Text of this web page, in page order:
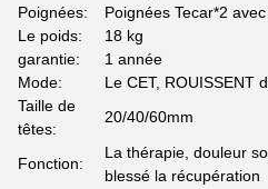
Poignées:
Poignées Tecar*2
Le poids:
18 kg
garantie:
1 année
Mode:
Le CET, ROUISSENT
Taille de
têtes:
20/40/60mm
Fonction:
La thérapie, douleur
blessé la récupération